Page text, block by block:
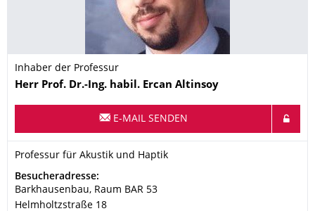
Inhaber der Professur
Name
Herr Prof. Dr.-Ing. habil. Ercan Altinsoy
E-MAIL SENDEN
Organisationsname
Professur für Akustik und Haptik
Professur für Akustik und Haptik
Adresse
Besucheradresse:
Barkhausenbau, Raum BAR 53
Helmholtzstraße 18